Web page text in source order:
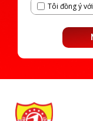
Tôi đồng ý